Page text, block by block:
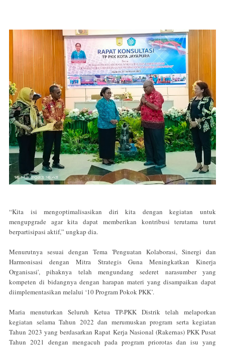
“Kita isi mengoptimalisasikan diri kita dengan kegiatan untuk
mengupgrade agar kita dapat memberikan kontribusi terutama turut
berpartisipasi aktif,” ungkap dia.
Menurutnya sesuai dengan Tema 'Penguatan Kolaborasi, Sinergi dan
Harmonisasi dengan Mitra Strategis Guna Meningkatkan Kinerja
Organisasi', pihaknya telah mengundang sederet narasumber yang
kompeten di bidangnya dengan harapan materi yang disampaikan dapat
diimplementasikan melalui ‘10 Program Pokok PKK’.
Maria menuturkan Seluruh Ketua TP-PKK Distrik telah melaporkan
kegiatan selama Tahun 2022 dan merumuskan program serta kegiatan
Tahun 2023 yang berdasarkan Rapat Kerja Nasional (Rakernas) PKK Pusat
Tahun 2021 dengan mengacuh pada program priorotas dan isu yang